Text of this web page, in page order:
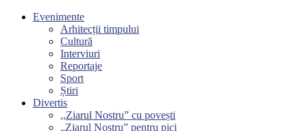
Evenimente
Arhitecții timpului
Cultură
Interviuri
Reportaje
Sport
Știri
Divertis
,,Ziarul Nostru” cu povești
„Ziarul Nostru” pentru pici